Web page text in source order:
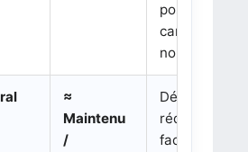
positif dont le
carré vaut le
nombre
≈
Maintenu
/
Développer,
réduire et
factoriser